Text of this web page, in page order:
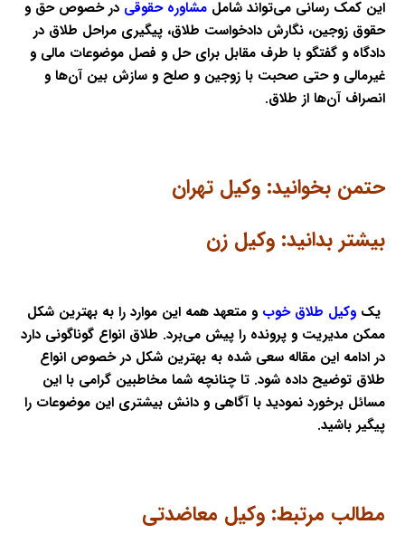
این کمک رسانی می‌تواند شامل مشاوره حقوقی در خصوص حق و
حقوق زوجین، نگارش دادخواست طلاق، پیگیری مراحل طلاق در
دادگاه و گفتگو با طرف مقابل برای حل و فصل موضوعات مالی و
غیرمالی و حتی صحبت با زوجین و صلح و سازش بین آن‌ها و
انصراف آن‌ها از طلاق.
حتمن بخوانید:وکیل تهران
بیشتر بدانید:وکیل زن
یک وکیل طلاق خوب و متعهد همه این موارد را به بهترین شکل
ممکن مدیریت و پرونده را پیش می‌برد. طلاق انواع گوناگونی دارد
در ادامه این مقاله سعی شده به بهترین شکل در خصوص انواع
طلاق توضیح داده شود. تا چنانچه شما مخاطبین گرامی با این
مسائل برخورد نمودید با آگاهی و دانش بیشتری این موضوعات را
پیگیر باشید.
مطالب مرتبط:وکیل معاضدتی